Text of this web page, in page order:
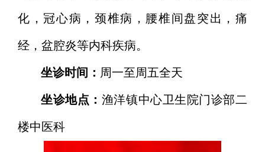
化，冠心病，颈椎病，腰椎间盘突出，痛
经，盆腔炎等内科疾病。
坐诊时间： 周一至周五全天
坐诊地点： 渔洋镇中心卫生院门诊部二
楼中医科